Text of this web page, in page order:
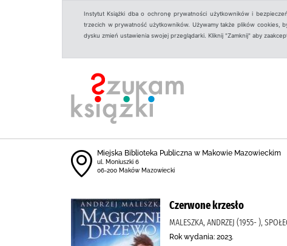
Instytut Książki dba o ochronę prywatności użytkowników i
trzecich w prywatność użytkowników. Używamy także plików cookies,
dysku zmień ustawienia swojej przeglądarki. Kliknij "Zamknij" aby
Miejska Biblioteka Publiczna w Makowie Mazowieckim
ul. Moniuszki 6
06-200 Maków Mazowiecki
Czerwone krzesło
MALESZKA, ANDRZEJ (1955- ),
Rok wydania: 2023.